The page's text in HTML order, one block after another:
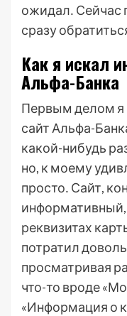
ожидал․
сразу
Как я искал
Альфа-Банка
Первым делом я
сайт Альфа-
какой-нибудь
но, к моему
просто․ Сайт,
реквизитах
потратил
просматривая
что-то вроде
«Информация о